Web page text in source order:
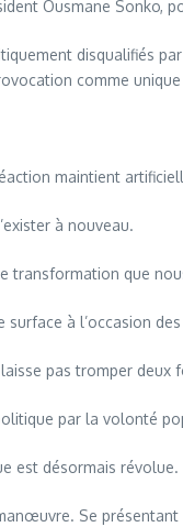
Ousmane Sonko,
disqualifiés
comme unique
maintient
à nouveau.
que
à l’occasion
pas tromper deux
par la volonté
est désormais révolue.
Se